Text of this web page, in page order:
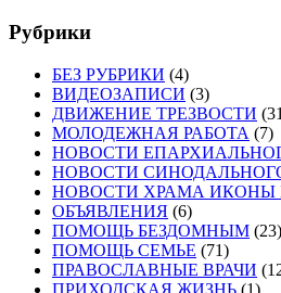
Рубрики
БЕЗ РУБРИКИ (4)
ВИДЕОЗАПИСИ (3)
ДВИЖЕНИЕ ТРЕЗВОСТИ
МОЛОДЕЖНАЯ РАБОТА (7)
НОВОСТИ
НОВОСТИ
НОВОСТИ ХРАМА
ОБЪЯВЛЕНИЯ (6)
ПОМОЩЬ БЕЗДОМНЫМ (23)
ПОМОЩЬ СЕМЬЕ (71)
ПРАВОСЛАВНЫЕ ВРАЧИ
ПРИХОДСКАЯ ЖИЗНЬ (1)